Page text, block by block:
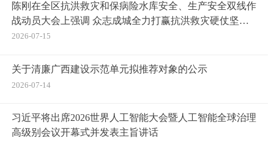
陈刚在全区抗洪救灾和保病险水库安全、生产安全双线作
战动员大会上强调 众志成城全力打赢抗洪救灾硬仗坚决
筑牢安全防线 韦韬主持
2026-07-15
关于清廉广西建设示范单元拟推荐对象的公示
2026-07-14
习近平将出席2026世界人工智能大会暨人工智能全球治理
高级别会议开幕式并发表主旨讲话